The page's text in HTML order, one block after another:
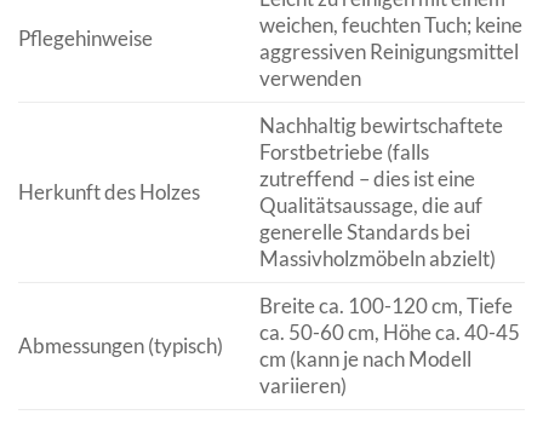
Pflegehinweise
weichen, feuchten Tuch; keine
aggressiven Reinigungsmittel
verwenden
Herkunft des Holzes
Nachhaltig bewirtschaftete
Forstbetriebe (falls
zutreffend – dies ist eine
Qualitätsaussage, die auf
generelle Standards bei
Massivholzmöbeln abzielt)
Abmessungen (typisch)
Breite ca. 100-120 cm, Tiefe
ca. 50-60 cm, Höhe ca. 40-45
cm (kann je nach Modell
variieren)